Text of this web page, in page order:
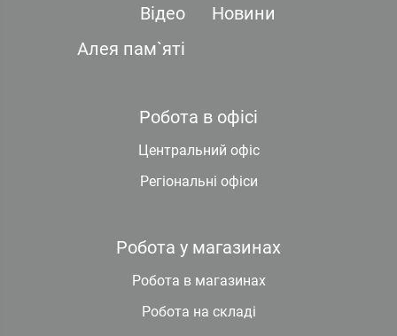
Відео
Новини
Алея пам`яті
Робота в офісі
Центральний офіс
Регіональні офіси
Робота у магазинах
Робота в магазинах
Робота на складі